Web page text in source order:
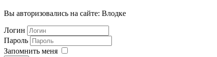
Вы авторизовались на сайте: Влодке
Логин
Пароль
Запомнить меня